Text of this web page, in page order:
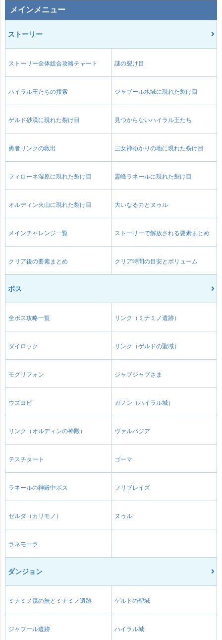
メインメニュー
ストーリー
ストーリー全体総合攻略チャート 謎の裂け目
ハイラル王たちの捜索 ジャブール水域に現れた裂け目
ゲルド砂漠に現れた裂け目 見つからないハイラル王たち
勇者リンクの救出 三女神ゆかりの地に現れた裂け目
フィローネ湿原に現れた裂け目 霊峰ラネールに現れた裂け目
オルディン火山に現れた裂け目 大いなる力とヌゥル
メインチャレンジ一覧 ストーリーで解放される要素まとめ
クリア後の要素まとめ クリア時間の目安とボリューム
ボス
全ボス攻略一覧 リンク（ミナミノ遺跡）
ダイロック リンク（ゲルドの聖域）
モグリフォン ジャブジャブさま
ウズヨビ ガノン（ハイラル城）
リンク（オルディンの神殿） ヴァルバジア
テスチタート ゴーマ
ラネールの神殿中ボス フリブレイズ
ゼルダ（カリモノ） ヌゥル
ラネモーラ
ダンジョン
ミナミノ森の無とミナミノ遺跡 ゲルドの聖域
ジャブール遺跡 ハイラル城